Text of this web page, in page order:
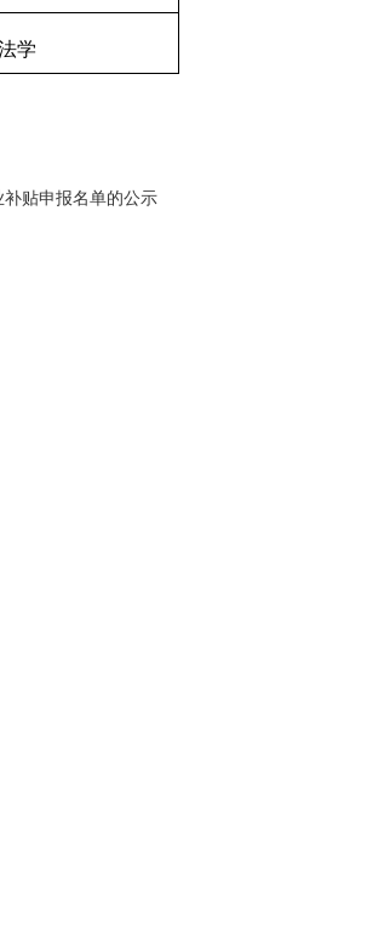
学
贴申报名单的公示